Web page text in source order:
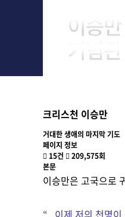
크리스천 이승만
거대한 생애의 마지막 기도
페이지 정보
15건
209,575회
본문
이승만은 고국으로
“...이제 저의 천명